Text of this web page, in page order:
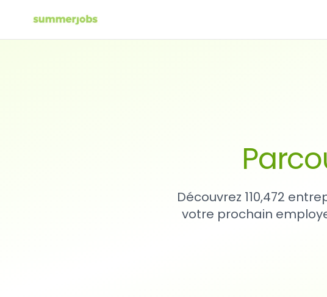
Découvrez 110,472
votre prochain